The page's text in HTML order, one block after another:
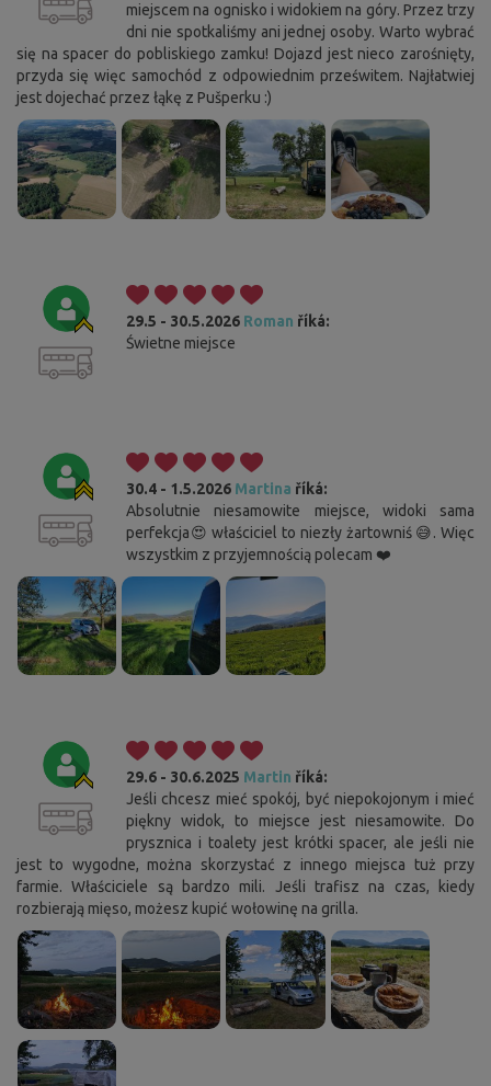
miejscem na ognisko i widokiem na góry. Przez trzy
dni nie spotkaliśmy ani jednej osoby. Warto wybrać
się na spacer do pobliskiego zamku! Dojazd jest nieco zarośnięty,
przyda się więc samochód z odpowiednim prześwitem. Najłatwiej
jest dojechać przez łąkę z Pušperku :)
29.5 - 30.5.2026 Roman říká:
Świetne miejsce
30.4 - 1.5.2026 Martina říká:
Absolutnie niesamowite miejsce, widoki sama
perfekcja😍 właściciel to niezły żartowniś 😅. Więc
wszystkim z przyjemnością polecam ❤️
29.6 - 30.6.2025 Martin říká:
Jeśli chcesz mieć spokój, być niepokojonym i mieć
piękny widok, to miejsce jest niesamowite. Do
prysznica i toalety jest krótki spacer, ale jeśli nie
jest to wygodne, można skorzystać z innego miejsca tuż przy
farmie. Właściciele są bardzo mili. Jeśli trafisz na czas, kiedy
rozbierają mięso, możesz kupić wołowinę na grilla.
Cookies. Ty wiesz, co zrobić, aby ten pasek Ci nie
przeszkadzał.
Ta strona korzysta z plików cookie. Potwierdź swoją zgodę na